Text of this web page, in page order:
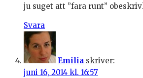
ju suget att ”fara runt”
Svara
Emilia skriver:
juni 16, 2014 kl. 16:57